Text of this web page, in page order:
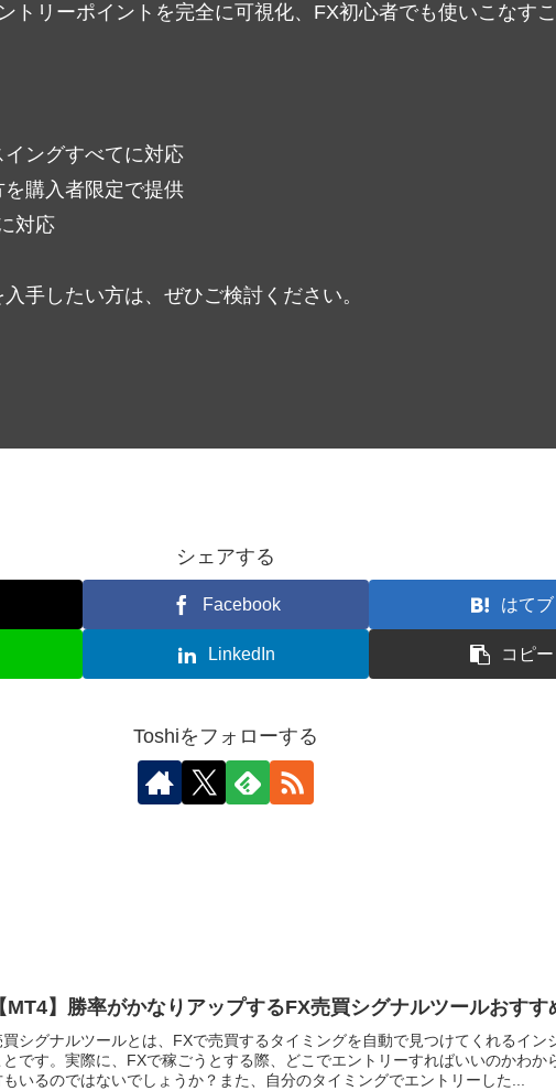
トリーポイントを完全に可視化、FX初心者でも使いこなす
イングすべてに対応
を購入者限定で提供
対応
手したい方は、ぜひご検討ください。
シェアする
Facebook はてブ
LinkedIn コピー
Toshiをフォローする
【MT4】勝率がかなりアップするFX売買シグナルツールおすす
買シグナルツールとは、FXで売買するタイミングを自動で見つけてくれるイン
とです。実際に、FXで稼ごうとする際、どこでエントリーすればいいのかわか
もいるのではないでしょうか？また、自分のタイミングでエントリーした...